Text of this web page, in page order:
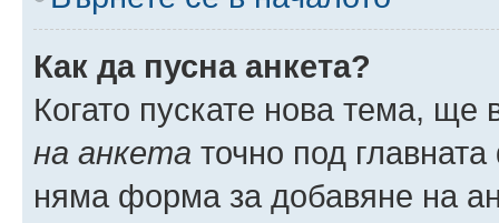
Как да пусна анкета?
Когато пускате нова тема,
на анкета точно под
няма форма за добавяне на